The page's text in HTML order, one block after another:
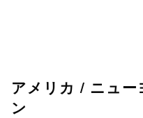
アメリカ / ニュ
ン